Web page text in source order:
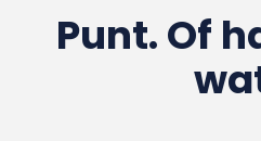
Punt. Of